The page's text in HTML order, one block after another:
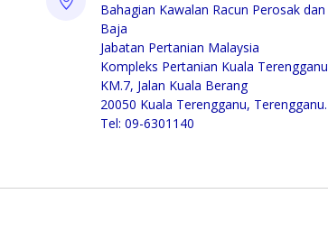
Bahagian Kawalan Racun Perosak dan
Baja
Jabatan Pertanian Malaysia
Kompleks Pertanian Kuala Terengganu
KM.7, Jalan Kuala Berang
20050 Kuala Terengganu, Terengganu.
Tel: 09-6301140